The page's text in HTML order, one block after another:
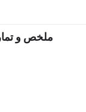
ملخص و